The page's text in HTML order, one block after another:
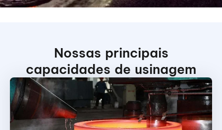
Nossas principais
capacidades de usinagem